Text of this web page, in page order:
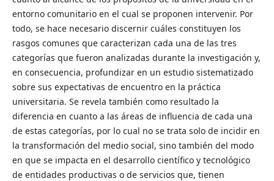
entorno comunitario en el cual se proponen intervenir. Por
todo, se hace necesario discernir cuáles constituyen los
rasgos comunes que caracterizan cada una de las tres
categorías que fueron analizadas durante la investigación y,
en consecuencia, profundizar en un estudio sistematizado
sobre sus expectativas de encuentro en la práctica
universitaria. Se revela también como resultado la
diferencia en cuanto a las áreas de influencia de cada una
de estas categorías, por lo cual no se trata solo de incidir en
la transformación del medio social, sino también del modo
en que se impacta en el desarrollo científico y tecnológico
de entidades productivas o de servicios que, tienen